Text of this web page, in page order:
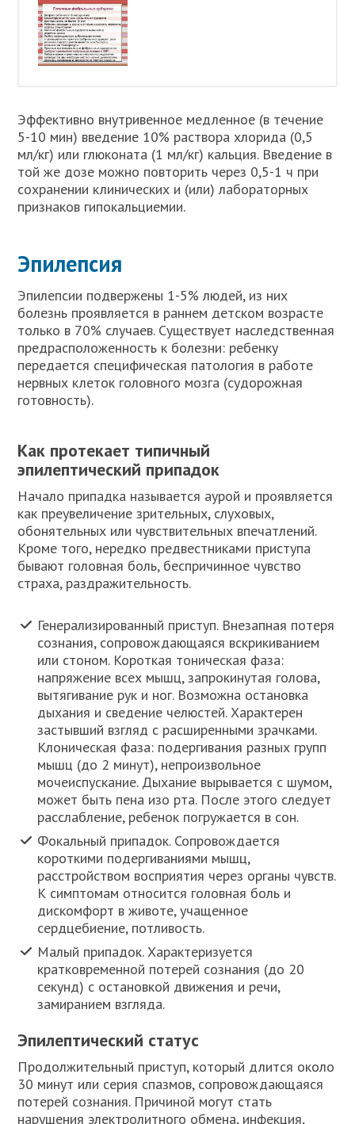
Эффективно внутривенное медленное (в течение
5-10 мин) введение 10% раствора хлорида (0,5
мл/кг) или глюконата (1 мл/кг) кальция. Введение в
той же дозе можно повторить через 0,5-1 ч при
сохранении клинических и (или) лабораторных
признаков гипокальциемии.
Эпилепсия
Эпилепсии подвержены 1-5% людей, из них
болезнь проявляется в раннем детском возрасте
только в 70% случаев. Существует наследственная
предрасположенность к болезни: ребенку
передается специфическая патология в работе
нервных клеток головного мозга (судорожная
готовность).
Как протекает типичный
эпилептический припадок
Начало припадка называется аурой и проявляется
как преувеличение зрительных, слуховых,
обонятельных или чувствительных впечатлений.
Кроме того, нередко предвестниками приступа
бывают головная боль, беспричинное чувство
страха, раздражительность.
Генерализированный приступ. Внезапная потеря
сознания, сопровождающаяся вскрикиванием
или стоном. Короткая тоническая фаза:
напряжение всех мышц, запрокинутая голова,
вытягивание рук и ног. Возможна остановка
дыхания и сведение челюстей. Характерен
застывший взгляд с расширенными зрачками.
Клоническая фаза: подергивания разных групп
мышц (до 2 минут), непроизвольное
мочеиспускание. Дыхание вырывается с шумом,
может быть пена изо рта. После этого следует
расслабление, ребенок погружается в сон.
Фокальный припадок. Сопровождается
короткими подергиваниями мышц,
расстройством восприятия через органы чувств.
К симптомам относится головная боль и
дискомфорт в животе, учащенное
сердцебиение, потливость.
Малый припадок. Характеризуется
кратковременной потерей сознания (до 20
секунд) с остановкой движения и речи,
замиранием взгляда.
Эпилептический статус
Продолжительный приступ, который длится около
30 минут или серия спазмов, сопровождающаяся
потерей сознания. Причиной могут стать
нарушения электролитного обмена, инфекция,